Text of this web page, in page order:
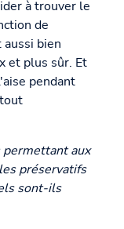
à trouver le
de
bien
et plus sûr. Et
pendant
permettant aux
préservatifs
sont-ils